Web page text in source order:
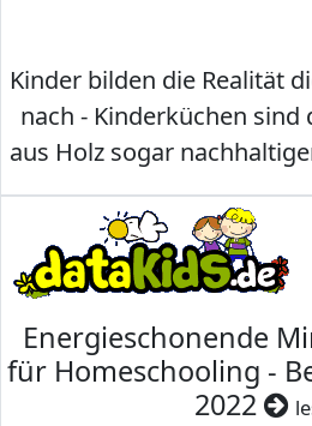
Kinder bilden die Realität
nach - Kinderküchen sind
aus Holz sogar
Energieschonende
für Homeschooling -
2022